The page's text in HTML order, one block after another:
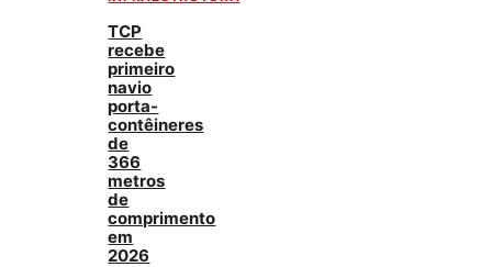
TCP
recebe
primeiro
navio
porta-
contêineres
de
366
metros
de
comprimento
em
2026